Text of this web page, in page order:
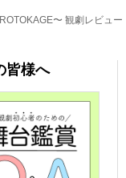
〜 観劇レビュー
皆様へ